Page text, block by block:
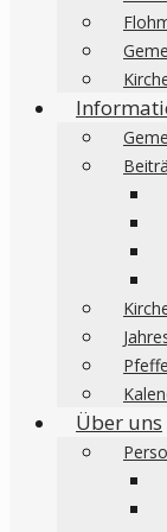
Über uns